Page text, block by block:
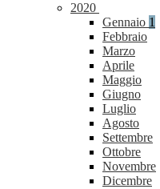
2020
Gennaio 1
Febbraio
Marzo
Aprile
Maggio
Giugno
Luglio
Agosto
Settembre
Ottobre
Novembre
Dicembre